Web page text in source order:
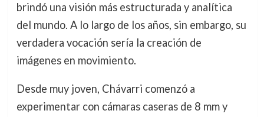
brindó una visión más estructurada y analítica
del mundo. A lo largo de los años, sin embargo, su
verdadera vocación sería la creación de
imágenes en movimiento.
Desde muy joven, Chávarri comenzó a
experimentar con cámaras caseras de 8 mm y